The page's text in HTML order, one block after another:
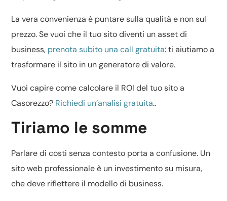
La vera convenienza è puntare sulla qualità e non sul
prezzo. Se vuoi che il tuo sito diventi un asset di
business, prenota subito una call gratuita: ti aiutiamo a
trasformare il sito in un generatore di valore.
Vuoi capire come calcolare il ROI del tuo sito a
Casorezzo? Richiedi un’analisi gratuita..
Tiriamo le somme
Parlare di costi senza contesto porta a confusione. Un
sito web professionale è un investimento su misura,
che deve riflettere il modello di business.